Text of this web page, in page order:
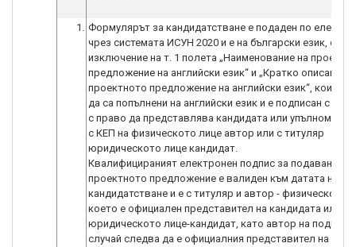
1. Формулярът за кандидатстване е подаден по
чрез системата ИСУН 2020 и е на български език, с
изключение на т. 1 полета „Наименование на
предложение на английски език“ и „Кратко описание
проектното предложение на английски език“, които
да са попълнени на английски език и е подписан с КЕП
с право да представлява кандидата или
с КЕП на физическото лице автор или с титуляр
юридическото лице кандидат.
Квалифицираният електронен подпис за подаване на
проектното предложение е валиден към датата на
кандидатстване и е с титуляр и автор - физическото
което е официален представител на кандидата или с
юридическото лице-кандидат, като автор на подписа
случай следва да е официалния представител на